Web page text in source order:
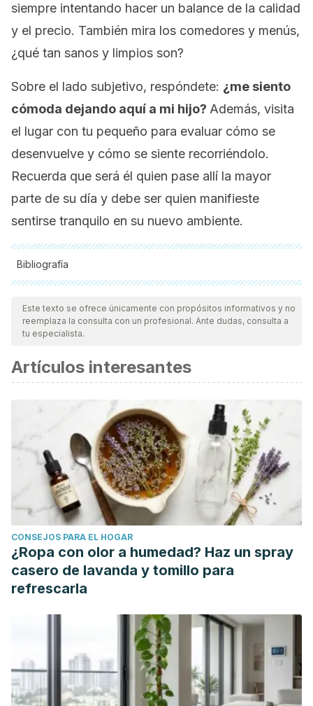
siempre intentando hacer un balance de la calidad
y el precio. También mira los comedores y menús,
¿qué tan sanos y limpios son?
Sobre el lado subjetivo, respóndete: ¿me siento
cómoda dejando aquí a mi hijo? Además, visita
el lugar con tu pequeño para evaluar cómo se
desenvuelve y cómo se siente recorriéndolo.
Recuerda que será él quien pase allí la mayor
parte de su día y debe ser quien manifieste
sentirse tranquilo en su nuevo ambiente.
Bibliografía
Todas las fuentes citadas fueron revisadas a profundidad por
nuestro equipo, para asegurar su calidad, confiabilidad,
vigencia y validez.La bibliografía de este artículo fue
científica.
Caravaca Iniesta, S. (2018). Pequeños pintores en acción:
Joan Miró, Pablo Picasso, Salvador Dalí, Wassily Kandisky.
https://dspace.carm.es/jspui/bitstream/20.500.11914/2223/1/
Centro para el control y prevención de enfermedades.
Ejemplos de rutinas familiares [Internet]. Centro para el
control y prevención de enfermedades. 5 de agosto de
2016 [citado 3/12/2020]. Disponible
en: https://www.cdc.gov/parents/spanish/essentials/
family.html
Cubero Venegas, Carmen María. La disciplina en el aula:
Revista Electrónica "Actualidades Investigativas en
Educación", julio-diciembre, 2004.vol. 4, núm. 2, p. 7
Cuicas Zuleyvic. Qué evaluar para elegir un jardín de
infancia [Internet]. Eres Mamá. 27 abril, 2020 [citado
3/12/2020]. Disponible en: https://eresmama.com/que-
Este texto se ofrece únicamente con propósitos informativos y no
reemplaza la consulta con un profesional. Ante dudas, consulta a
tu especialista.
Artículos interesantes
CONSEJOS PARA EL HOGAR
¿Ropa con olor a humedad? Haz un spray
casero de lavanda y tomillo para
refrescarla